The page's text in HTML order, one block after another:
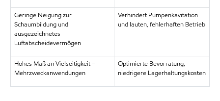
Geringe Neigung zur
Schaumbildung und
ausgezeichnetes
Luftabscheidevermögen
Verhindert Pumpenkavitation
und lauten, fehlerhaften Betrieb
Hohes Maß an Vielseitigkeit –
Mehrzweckanwendungen
Optimierte Bevorratung,
niedrigere Lagerhaltungskosten